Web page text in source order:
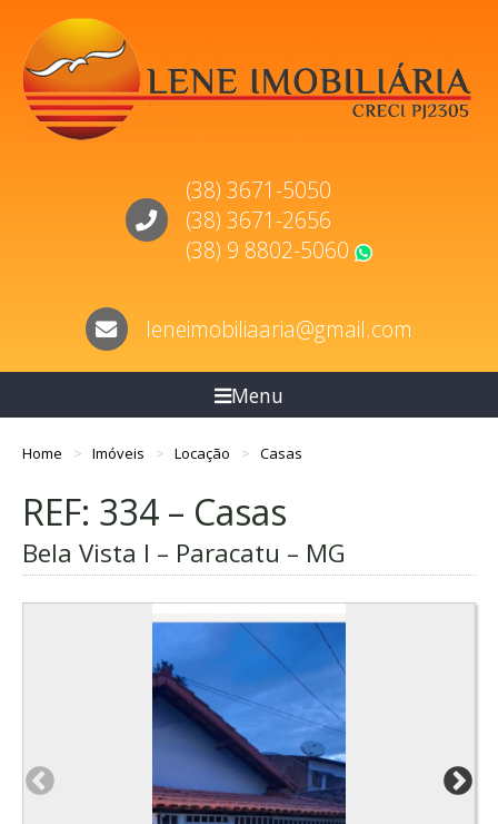
(38) 3671-5050
(38) 3671-2656
(38) 9 8802-5060
leneimobiliaaria@gmail.com
Menu
Home Imóveis Locação Casas
REF: 334 – Casas
Bela Vista I – Paracatu – MG